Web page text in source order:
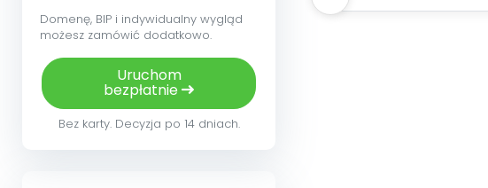
Domenę, BIP i indywidualny wygląd
możesz zamówić dodatkowo.
Uruchom
bezpłatnie
Bez karty. Decyzja po 14 dniach.